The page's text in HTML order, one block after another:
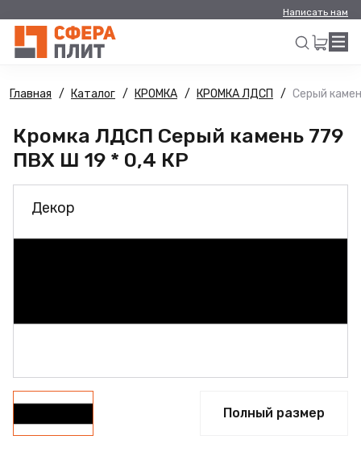
Написать нам
Искать
Главная Каталог КРОМКА КРОМКА ЛДСП Серый
Кромка ЛДСП Серый камень 779
ПВХ Ш 19 * 0,4 КР
Декор
Полный размер